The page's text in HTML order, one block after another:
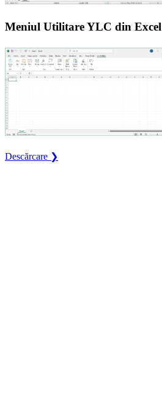
Meniul Utilitare YLC din Excel
Descărcare ❯